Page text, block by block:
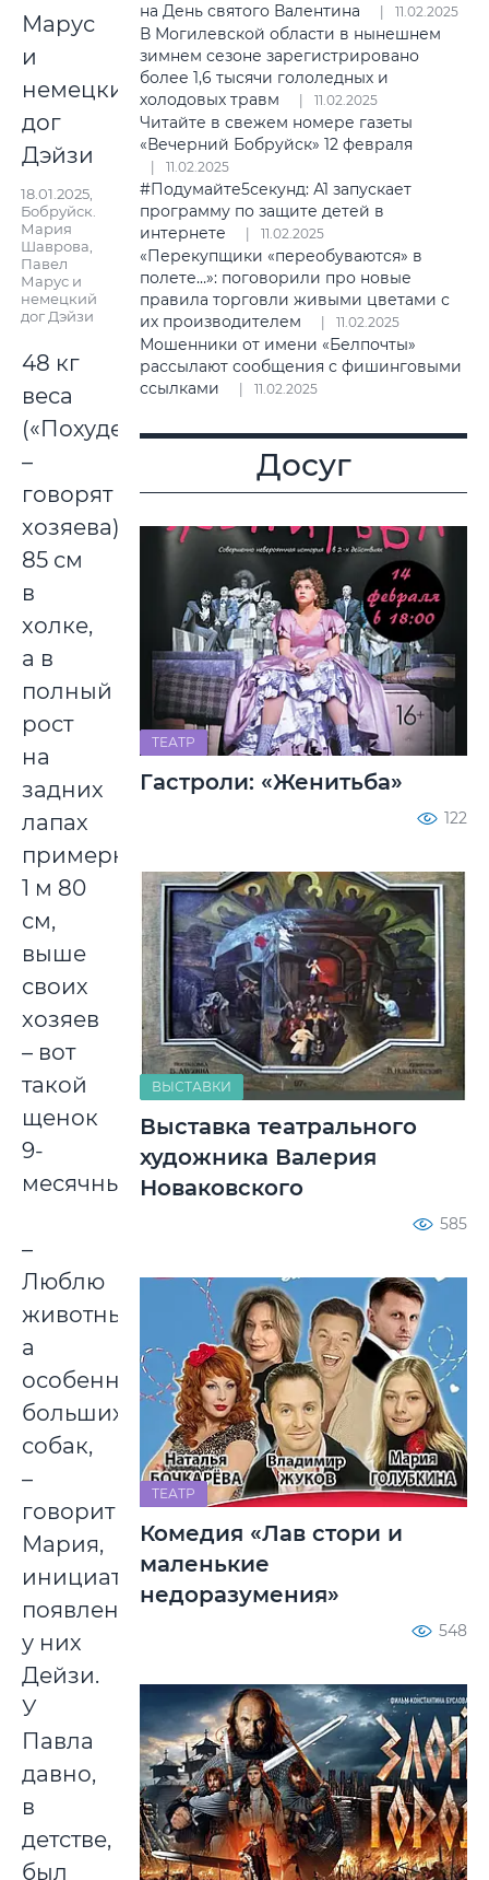
18.01.2025,
Бобруйск.
Мария
Шаврова,
Павел
Марус и
немецкий
дог Дэйзи
48 кг
веса
(«Похудела!»
–
говорят
хозяева),
85 см
в
холке,
а в
полный
рост
на
задних
лапах
примерно
1 м 80
см,
выше
своих
хозяев
– вот
такой
щенок
9-
месячный.
–
Люблю
животных,
а
особенно
больших
собак,
–
говорит
Мария,
инициатор
появления
у них
Дейзи.
У
Павла
давно,
в
детстве,
был
на День святого Валентина
11.02.2025
В Могилевской области в нынешнем
зимнем сезоне зарегистрировано
более 1,6 тысячи гололедных и
холодовых травм
11.02.2025
Читайте в свежем номере газеты
«Вечерний Бобруйск» 12 февраля
11.02.2025
#Подумайте5секунд: А1 запускает
программу по защите детей в
интернете
11.02.2025
«Перекупщики «переобуваются» в
полете…»: поговорили про новые
правила торговли живыми цветами с
их производителем
11.02.2025
Мошенники от имени «Белпочты»
рассылают сообщения с фишинговыми
ссылками
11.02.2025
Досуг
ТЕАТР
Гастроли: «Женитьба»
122
ВЫСТАВКИ
Выставка театрального
художника Валерия
Новаковского
585
ТЕАТР
Комедия «Лав стори и
маленькие
недоразумения»
548